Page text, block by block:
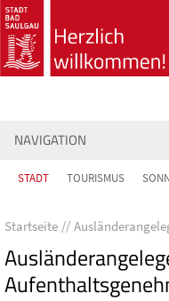
NAVIGATION
STADT TOURISMUS
Startseite